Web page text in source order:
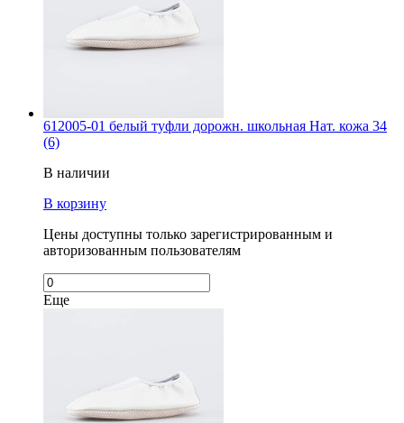
612005-01 белый туфли дорожн. школьная Нат. кожа 34
(6)
В наличии
В корзину
Цены доступны только зарегистрированным и
авторизованным пользователям
Еще